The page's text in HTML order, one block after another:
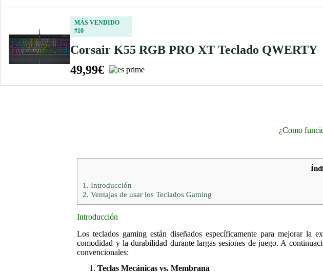
MÁS VENDIDO
#10
Corsair K55 RGB PRO XT Teclado QWERTY
49,99€
¿Como
1. Introducción
2. Ventajas de usar los Teclados Gaming
Introducción
Los teclados gaming están diseñados específicamente para mejorar la
comodidad y la durabilidad durante largas sesiones de juego. A
convencionales:
Teclas Mecánicas vs. Membrana